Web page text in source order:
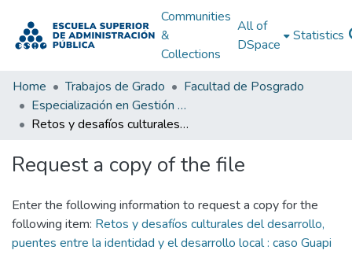
Communities
&
Collections
All of
DSpace
Statistics
Home Trabajos de Grado
Facultad de Posgrado
Especialización en Gestión y Planificación del Desarrollo Urbano y Regional
Retos y desafíos culturales del desarrollo, puentes entre la identidad y el desarrollo local : caso Guapi
Request a copy of the file
Enter the following information to request a copy for the
following item: Retos y desafíos culturales del desarrollo,
puentes entre la identidad y el desarrollo local : caso Guapi